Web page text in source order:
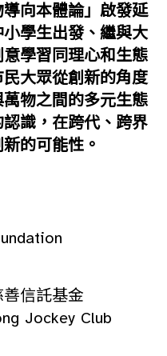
導向本體論」啟發延
學生出發、繼與大
學習同理心和生態
大眾從創新的角度
物之間的多元生態
識，在跨代、跨界
的可能性。
信託基金
Jockey Club